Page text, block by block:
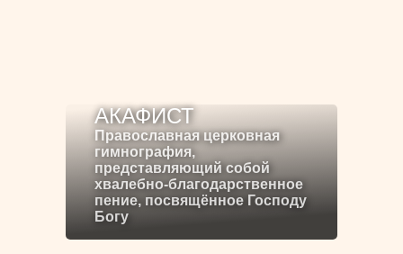
АКАФИСТ
Православная церковная
гимнография,
представляющий собой
хвалебно-благодарственное
пение, посвящённое Господу
Богу